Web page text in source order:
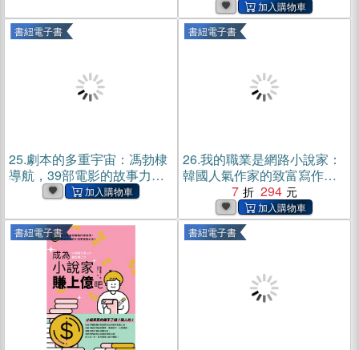
書紐電子書
25.劇本的多重宇宙：馮勃棣
導航，39部電影的故事力與
生命啟示(電子書)
書紐電子書
26.我的職業是網路小說家：
韓國人氣作家的致富寫作教
室(電子書)
7 294
書紐電子書 書紐電子書